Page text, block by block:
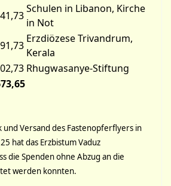
Schulen in Libanon, Kirche
in Not
Erzdiözese Trivandrum,
Kerala
Rhugwasanye-Stiftung
und Versand des Fastenopferflyers in
hat das Erzbistum Vaduz
die Spenden ohne Abzug an die
werden konnten.